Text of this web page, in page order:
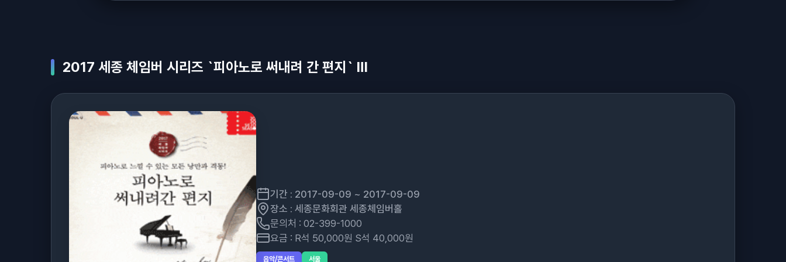
2017 세종 체임버 시리즈 `피아노로 써내려 간 편지` Ⅲ
기간 : 2017-09-09 ~ 2017-09-09
장소 : 세종문화회관 세종체임버홀
문의처 : 02-399-1000
요금 : R석 50,000원 S석 40,000원
음악/콘서트 서울